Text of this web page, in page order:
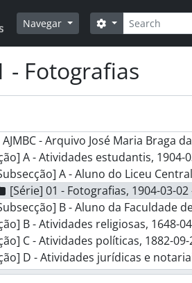
Navegar
Pesquisar
Opções de busca
- Fotografias
- Arquivo José Maria Braga
A - Atividades estudantis, 1904-
A - Aluno do Liceu
[Série] 01 - Fotografias, 1904-03-02
B - Aluno da Faculdade
B - Atividades religiosas, 1648-
C - Atividades políticas, 1882-
D - Atividades jurídicas e
E - Atividades empresariais,